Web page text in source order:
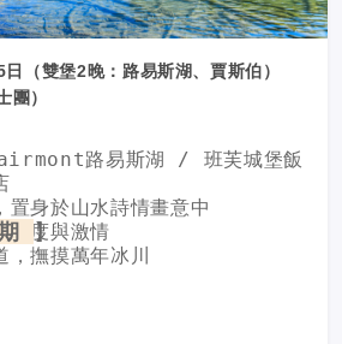
日（雙堡2晚：路易斯湖、賈斯伯）
團）
路易斯湖 / 班芙城堡飯
置身於山水詩情畫意中
速度與激情
撫摸萬年冰川
冰酒品飲體驗
期】